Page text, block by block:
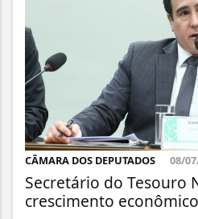
CÂMARA DOS DEPUTADOS 08/
Secretário do Tesouro
crescimento